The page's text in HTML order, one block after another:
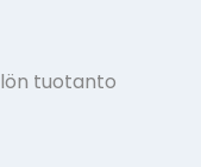
tuotanto